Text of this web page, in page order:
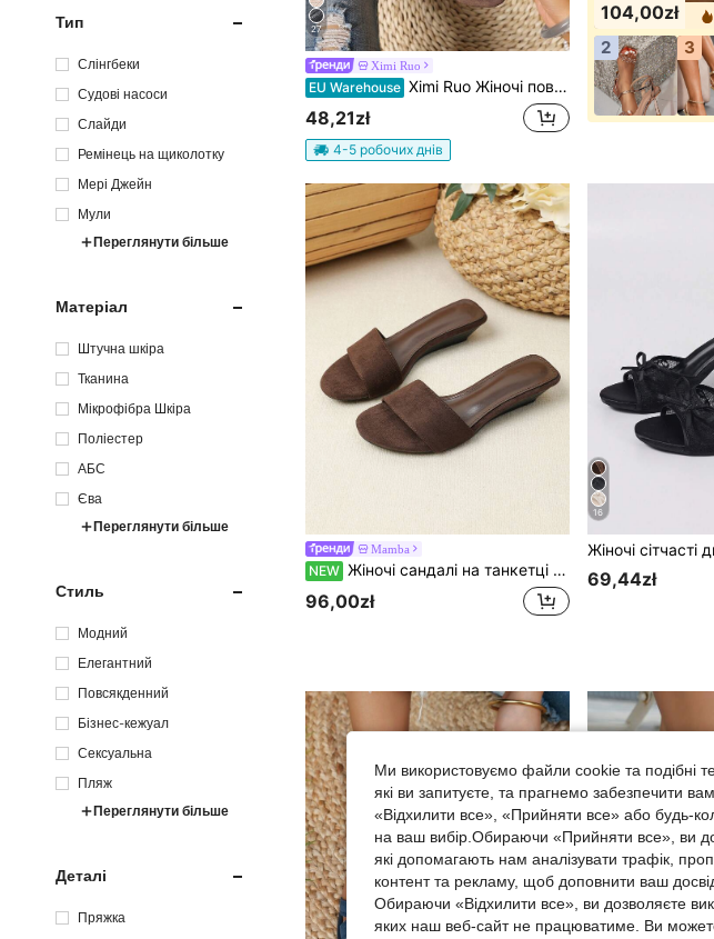
Тип
Слінгбеки
Судові насоси
Слайди
Ремінець на щиколотку
Мері Джейн
Мули
Переглянути більше
Матеріал
Штучна шкіра
Тканина
Мікрофібра Шкіра
Поліестер
АБС
Єва
Переглянути більше
Стиль
Модний
Елегантний
Повсякденний
Бізнес-кежуал
Сексуальна
Пляж
Переглянути більше
Деталі
Пряжка
27
Ximi Ruo
EU Warehouse Ximi Ruo Жіночі повсякденні плоскі сліпони в корейському стилі, капці без застібки, літні римські плетені сандалі з відкритим носком, пляжні сандалі
48,21zł
4-5 робочих днів
104,00zł
2
3
Mamba
NEW Жіночі сандалі на танкетці з круглим носком 3.5 см, новий стиль 2026, на товстій підошві, комфортні, з відкритим носком, мінімалістичні, плоскі, з м'якою підошвою, не втомлюючі, модні сандалі для вулиці
96,00zł
16
69,44zł
Ми використовуємо файли cookie та подібні
які ви запитуєте, та прагнемо забезпечити
«Відхилити все», «Прийняти все» або будь-
на ваш вибір.Обираючи «Прийняти все», ви
які допомагають нам аналізувати трафік,
контент та рекламу, щоб доповнити ваш
Обираючи «Відхилити все», ви дозволяєте
яких наш веб-сайт не працюватиме. Ви